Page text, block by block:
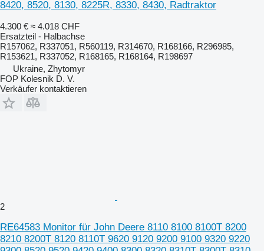
8420, 8520, 8130, 8225R, 8330, 8430, Radtraktor
4.300 € ≈ 4.018 CHF
Ersatzteil - Halbachse
R157062, R337051, R560119, R314670, R168166, R296985,
R153621, R337052, R168165, R168164, R198697
Ukraine, Zhytomyr
FOP Kolesnik D. V.
Verkäufer kontaktieren
2
RE64583 Monitor für John Deere 8110 8100 8100T 8200
8210 8200T 8120 8110T 9620 9120 9200 9100 9320 9220